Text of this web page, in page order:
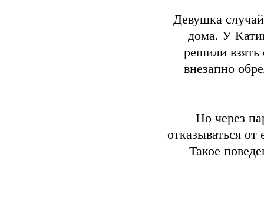
Девушка
дома. У
решили
внезапно
Но через
отказываться
Такое